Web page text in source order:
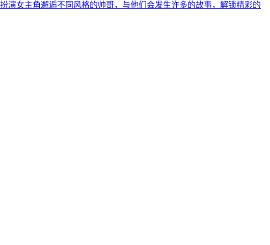
演女主角邂逅不同风格的帅哥，与他们会发生许多的故事，解锁精彩的